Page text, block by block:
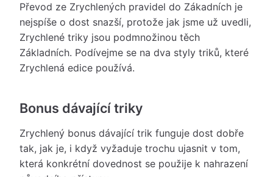
Převod ze Zrychlených pravidel do Zákadních je
nejspíše o dost snazší, protože jak jsme už uvedli,
Zrychlené triky jsou podmnožinou těch
Základních. Podívejme se na dva styly triků, které
Zrychlená edice používá.
Bonus dávající triky
Zrychlený bonus dávající trik funguje dost dobře
tak, jak je, i když vyžaduje trochu ujasnit v tom,
která konkrétní dovednost se použije k nahrazení